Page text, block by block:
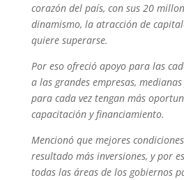
corazón del país, con sus 20
dinamismo, la atracción de
quiere superarse.
Por eso ofreció apoyo para las
a las grandes empresas,
para cada vez tengan más
capacitación y financiamiento.
Mencionó que mejores
resultado más inversiones, y por
todas las áreas de los gobiernos